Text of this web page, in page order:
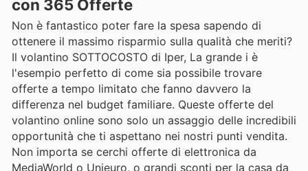
con 365 Offerte
Non è fantastico poter fare la spesa sapendo di
ottenere il massimo risparmio sulla qualità che meriti?
Il volantino SOTTOCOSTO di Iper, La grande i è
l'esempio perfetto di come sia possibile trovare
offerte a tempo limitato che fanno davvero la
differenza nel budget familiare. Queste offerte del
volantino online sono solo un assaggio delle incredibili
opportunità che ti aspettano nei nostri punti vendita.
Non importa se cerchi offerte di elettronica da
MediaWorld o Unieuro, o grandi sconti per la casa da